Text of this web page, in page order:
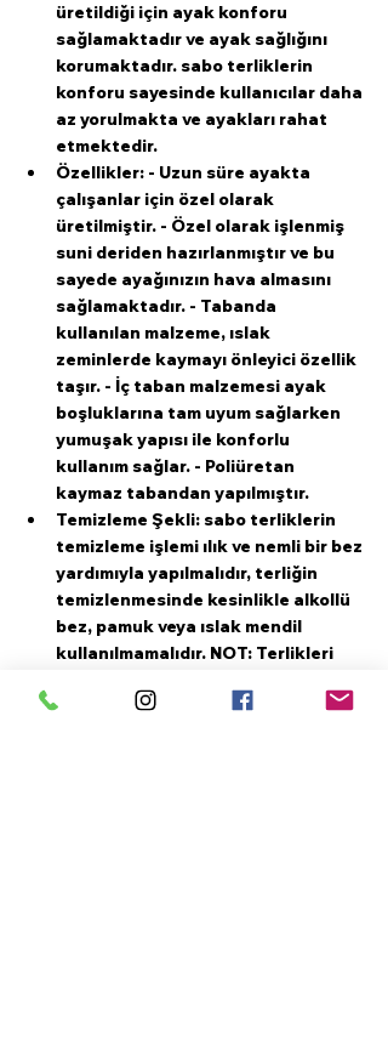
üretildiği için ayak konforu
sağlamaktadır ve ayak sağlığını
korumaktadır. sabo terliklerin
konforu sayesinde kullanıcılar daha
az yorulmakta ve ayakları rahat
etmektedir.
Özellikler: - Uzun süre ayakta
çalışanlar için özel olarak
üretilmiştir. - Özel olarak işlenmiş
suni deriden hazırlanmıştır ve bu
sayede ayağınızın hava almasını
sağlamaktadır. - Tabanda
kullanılan malzeme, ıslak
zeminlerde kaymayı önleyici özellik
taşır. - İç taban malzemesi ayak
boşluklarına tam uyum sağlarken
yumuşak yapısı ile konforlu
kullanım sağlar. - Poliüretan
kaymaz tabandan yapılmıştır.
Temizleme Şekli: sabo terliklerin
temizleme işlemi ılık ve nemli bir bez
yardımıyla yapılmalıdır, terliğin
temizlenmesinde kesinlikle alkollü
bez, pamuk veya ıslak mendil
kullanılmamalıdır. NOT: Terlikleri
terliğinizin kullanım ömrünü uzatır.